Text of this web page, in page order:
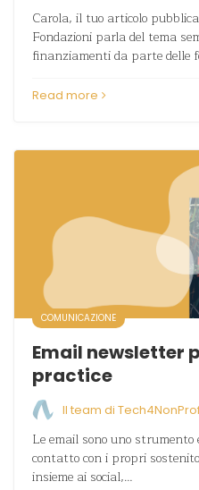
Carola, il tuo articolo
Fondazioni parla del tema
finanziamenti da parte delle
Read more
COMUNICAZIONE
Email newsletter
practice
Il team di
Le email sono uno
contatto con i propri
insieme ai social,…